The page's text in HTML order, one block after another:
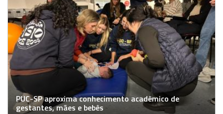
PUC-SP aproxima conhecimento acadêmico de
gestantes, mães e bebês